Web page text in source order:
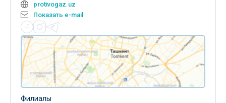
protivogaz.uz
Показать e-mail
Филиалы